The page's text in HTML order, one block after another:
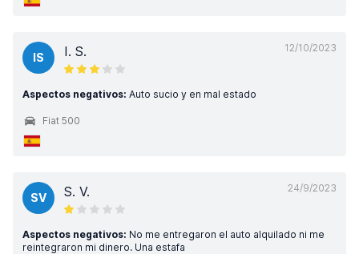
12/10/2023
IS I. S.
Aspectos negativos: Auto sucio y en mal estado
Fiat 500
24/9/2023
SV S. V.
Aspectos negativos: No me entregaron el auto alquilado ni me
reintegraron mi dinero. Una estafa